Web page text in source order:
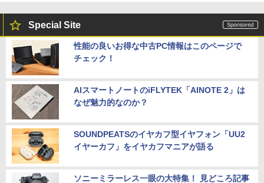
Special Site
性能の良いお得な中古PC情報はこのページで
チェック！
AIスマートノートのiFLYTEK「AINOTE 2」は
なぜ魅力的なのか？
SOUNDPEATSのイヤカフ型イヤフォン「UU2
イヤーカフ」をイヤカフマニアが語る
ソニーミラーレス一眼の大特集！ 見どころ記事